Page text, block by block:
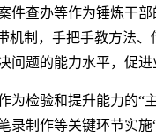
件查办等作为锤炼干
机制，手把手教方法
题的能力水平，促进
为检验和提升能力的“
制作等关键环节实